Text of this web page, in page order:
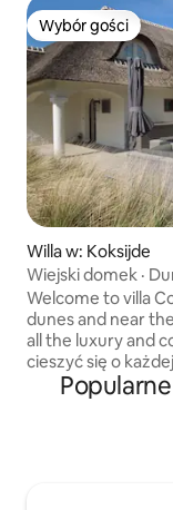
Wybór gości
Wybór gości
Willa w: Koksijde
Wiejski domek ·
500 m
Welcome to villa
dunes and near
all the luxury and
cieszyć się o każdej
spokojnie i cicho,
słońce, możesz